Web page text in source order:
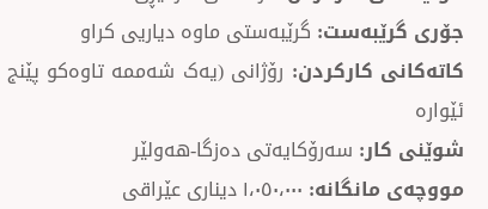
جۆری گرێبەست: گرێبەستی ماوە دیاریی کراو
کاتەکانی کارکردن:
ئێوارە
شوێنی کار: سەرۆکایەتی دەزگا-هەولێر
مووچەی مانگانە: